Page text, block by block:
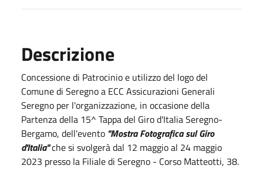
Descrizione
Concessione di Patrocinio e utilizzo del logo del
Comune di Seregno a ECC Assicurazioni Generali
Seregno per l'organizzazione, in occasione della
Partenza della 15^ Tappa del Giro d'Italia Seregno-
Bergamo, dell'evento "Mostra Fotografica sul Giro
d'Italia"che si svolgerà dal 12 maggio al 24 maggio
2023 presso la Filiale di Seregno - Corso Matteotti, 38.